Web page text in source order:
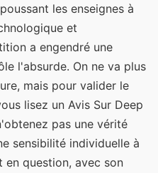
les enseignes à
et
a engendré une
l'absurde. On ne va plus
mais pour valider le
lisez un Avis Sur Deep
pas une vérité
sensibilité individuelle à
en question, avec son